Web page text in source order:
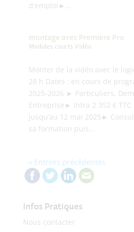
d'emploi►...
montage avec Premiere Pro
Modules courts Vidéo
Monter de la vidéo avec le
28 h Dates : en cours de
2025-2026 ► Particuliers,
Entreprise► Intra 2 352 €
jusqu’au 12 mai 2025►
sa formation puis...
« Entrées précédentes
Infos Pratiques
Nous contacter